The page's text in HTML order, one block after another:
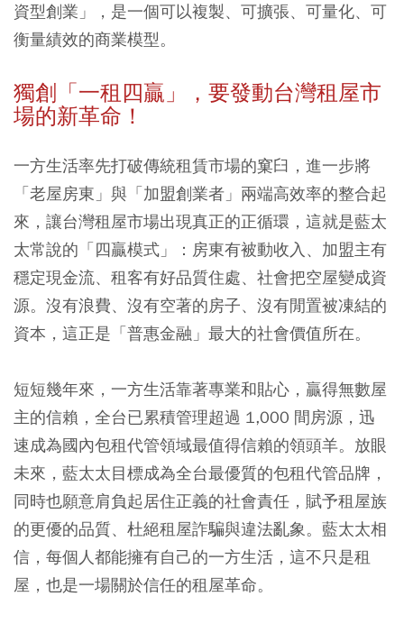
資型創業」，是一個可以複製、可擴張、可量化、可
衡量績效的商業模型。
獨創「一租四贏」，要發動台灣租屋市
場的新革命！
一方生活率先打破傳統租賃市場的窠臼，進一步將
「老屋房東」與「加盟創業者」兩端高效率的整合起
來，讓台灣租屋市場出現真正的正循環，這就是藍太
太常說的「四贏模式」：房東有被動收入、加盟主有
穩定現金流、租客有好品質住處、社會把空屋變成資
源。沒有浪費、沒有空著的房子、沒有閒置被凍結的
資本，這正是「普惠金融」最大的社會價值所在。
短短幾年來，一方生活靠著專業和貼心，贏得無數屋
主的信賴，全台已累積管理超過 1,000 間房源，迅
速成為國內包租代管領域最值得信賴的領頭羊。放眼
未來，藍太太目標成為全台最優質的包租代管品牌，
同時也願意肩負起居住正義的社會責任，賦予租屋族
的更優的品質、杜絕租屋詐騙與違法亂象。藍太太相
信，每個人都能擁有自己的一方生活，這不只是租
屋，也是一場關於信任的租屋革命。